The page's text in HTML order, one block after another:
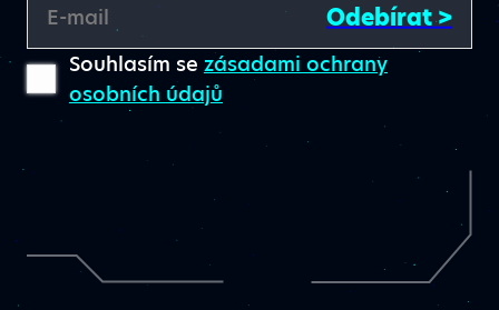
E-mail Odebírat >
Souhlasím se zásadami ochrany
osobních údajů